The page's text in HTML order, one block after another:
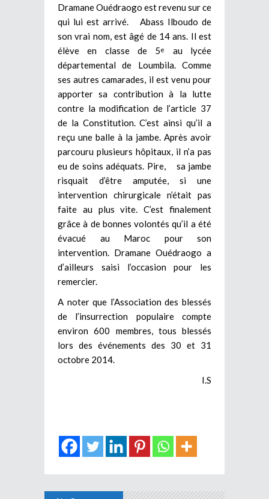
Dramane Ouédraogo est revenu sur ce
qui lui est arrivé. Abass Ilboudo de
son vrai nom, est âgé de 14 ans. Il est
élève en classe de 5e
au lycée
départemental de Loumbila. Comme
ses autres camarades, il est venu pour
apporter sa contribution à la lutte
contre la modification de l’article 37
de la Constitution. C’est ainsi qu’il a
reçu une balle à la jambe. Après avoir
parcouru plusieurs hôpitaux, il n’a pas
eu de soins adéquats. Pire, sa jambe
risquait d’être amputée, si une
intervention chirurgicale n’était pas
faite au plus vite. C’est finalement
grâce à de bonnes volontés qu’il a été
évacué au Maroc pour son
intervention. Dramane Ouédraogo a
d’ailleurs saisi l’occasion pour les
remercier.
A noter que l’Association des blessés
de l’insurrection populaire compte
environ 600 membres, tous blessés
lors des événements des 30 et 31
octobre 2014.
I.S